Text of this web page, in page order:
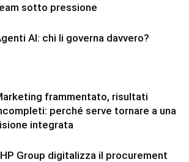
sotto pressione
AI: chi li governa davvero?
frammentato, risultati
perché serve tornare a una
integrata
Group digitalizza il procurement